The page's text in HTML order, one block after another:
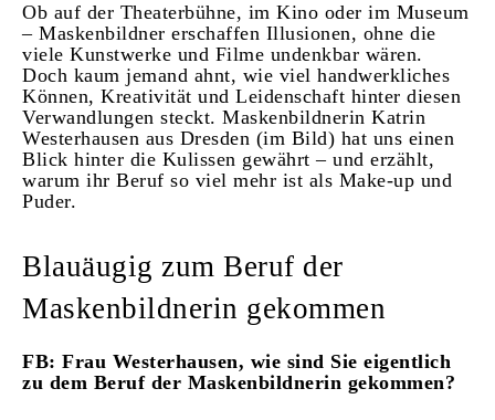
Ob auf der Theaterbühne, im Kino oder im Museum
– Maskenbildner erschaffen Illusionen, ohne die
viele Kunstwerke und Filme undenkbar wären.
Doch kaum jemand ahnt, wie viel handwerkliches
Können, Kreativität und Leidenschaft hinter diesen
Verwandlungen steckt. Maskenbildnerin Katrin
Westerhausen aus Dresden (im Bild) hat uns einen
Blick hinter die Kulissen gewährt – und erzählt,
warum ihr Beruf so viel mehr ist als Make-up und
Puder.
Blauäugig zum Beruf der
Maskenbildnerin gekommen
FB: Frau Westerhausen, wie sind Sie eigentlich
zu dem Beruf der Maskenbildnerin gekommen?